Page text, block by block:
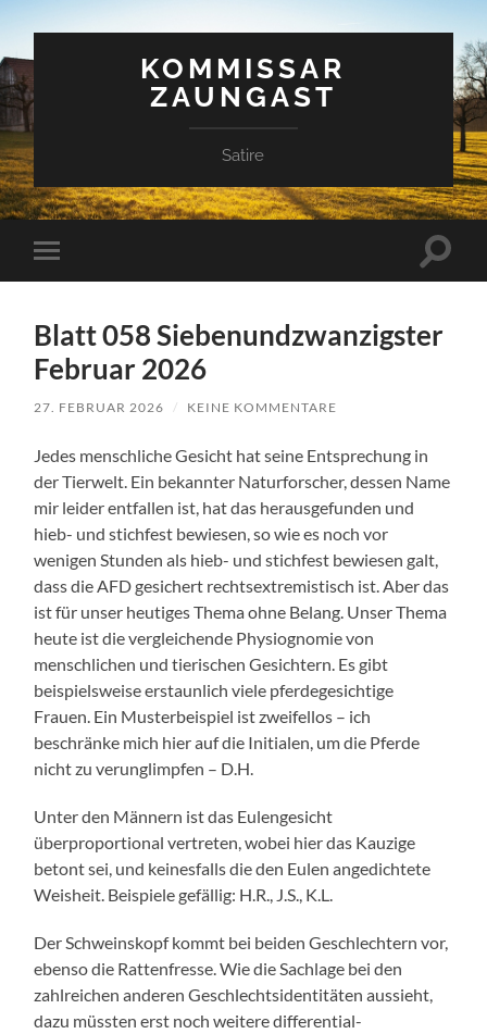
KOMMISSAR
ZAUNGAST
Satire
Mobile-
Menü
Blatt 058 Siebenundzwanzigster
Februar 2026
27. FEBRUAR 2026 / KEINE KOMMENTARE
Jedes menschliche Gesicht hat seine Entsprechung in
der Tierwelt. Ein bekannter Naturforscher, dessen Name
mir leider entfallen ist, hat das herausgefunden und
hieb- und stichfest bewiesen, so wie es noch vor
wenigen Stunden als hieb- und stichfest bewiesen galt,
dass die AFD gesichert rechtsextremistisch ist. Aber das
ist für unser heutiges Thema ohne Belang. Unser Thema
heute ist die vergleichende Physiognomie von
menschlichen und tierischen Gesichtern. Es gibt
beispielsweise erstaunlich viele pferdegesichtige
Frauen. Ein Musterbeispiel ist zweifellos – ich
beschränke mich hier auf die Initialen, um die Pferde
nicht zu verunglimpfen – D.H.
Unter den Männern ist das Eulengesicht
überproportional vertreten, wobei hier das Kauzige
betont sei, und keinesfalls die den Eulen angedichtete
Weisheit. Beispiele gefällig: H.R., J.S., K.L.
Der Schweinskopf kommt bei beiden Geschlechtern vor,
ebenso die Rattenfresse. Wie die Sachlage bei den
zahlreichen anderen Geschlechtsidentitäten aussieht,
dazu müssten erst noch weitere differential-